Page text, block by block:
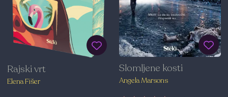
Rajski vrt
Elena Fišer
Slomljene kosti
Angela Marsons